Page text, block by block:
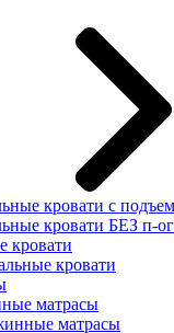
кровати с
кровати БЕЗ п-
кровати
кровати
матрасы
матрасы